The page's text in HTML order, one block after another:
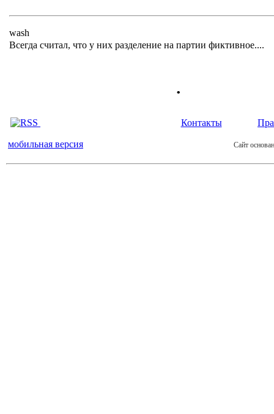
wash
Всегда считал, что у них разделение на партии фиктивное....
.
Контакты
мобильная версия Сайт